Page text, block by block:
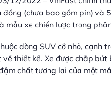
(chưa bao gồm pin) và
mẫu xe chiến lược trong
dòng SUV cỡ nhỏ, cạnh
về thiết kế. Xe được chắp
chất tương lai của một